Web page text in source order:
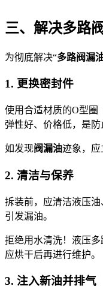
三、解决多路
为彻底解决“多路阀漏
1. 更换密封件
使用合适材质的O型圈
弹性好、价格低，是防
如发现阀漏油迹象，应
2. 清洁与保养
拆装前，应清洁液压
引发漏油。
拒绝用水清洗！液压多
应烘干后再进行维护。
3. 注入新油并排气